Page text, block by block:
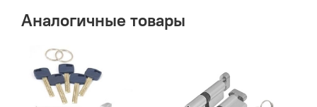
Аналогичные товары